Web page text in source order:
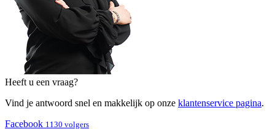
Heeft u een vraag?
Vind je antwoord snel en makkelijk op onze klantenservice pagina.
Facebook 1130 volgers